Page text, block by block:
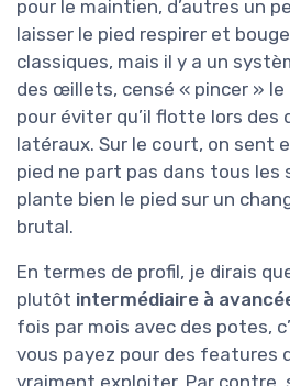
pour le maintien, d’autres un
laisser le pied respirer et
classiques, mais il y a un
des œillets, censé « pincer » le
pour éviter qu’il flotte lors des
latéraux. Sur le court, on sent
pied ne part pas dans tous les
plante bien le pied sur un
brutal.
En termes de profil, je dirais
plutôt intermédiaire à
fois par mois avec des potes,
vous payez pour des features